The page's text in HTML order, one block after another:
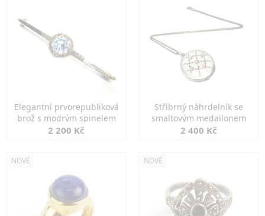
Elegantní prvorepubliková
brož s modrým spinelem
2 200 Kč
Stříbrný náhrdelník se
smaltovým medailonem
2 400 Kč
NOVÉ NOVÉ